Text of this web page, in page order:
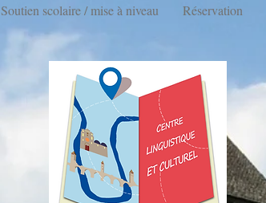
Soutien scolaire / mise à niveau Réservation